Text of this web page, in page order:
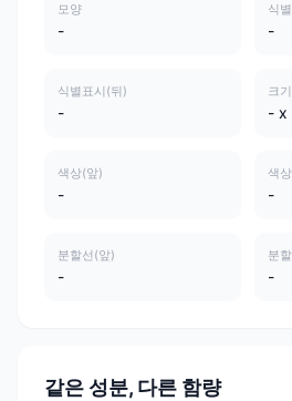
모양
-
식
-
식별표시(뒤)
-
크
- x
색상(앞)
-
색
-
분할선(앞)
-
분
-
같은 성분, 다른 함량